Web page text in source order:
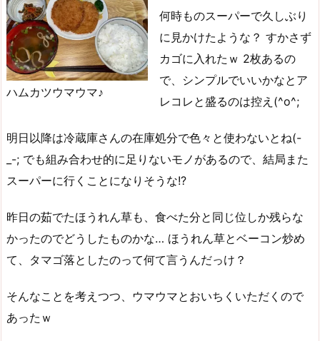
ハムカツウマウマ♪
何時ものスーパーで久しぶり
に見かけたような？ すかさず
カゴに入れたｗ 2枚あるの
で、シンプルでいいかなとア
レコレと盛るのは控え(^o^;
明日以降は冷蔵庫さんの在庫処分で色々と使わないとね(-
_-; でも組み合わせ的に足りないモノがあるので、結局また
スーパーに行くことになりそうな!?
昨日の茹でたほうれん草も、食べた分と同じ位しか残らな
かったのでどうしたものかな… ほうれん草とベーコン炒め
て、タマゴ落としたのって何て言うんだっけ？
そんなことを考えつつ、ウマウマとおいちくいただくので
あったｗ